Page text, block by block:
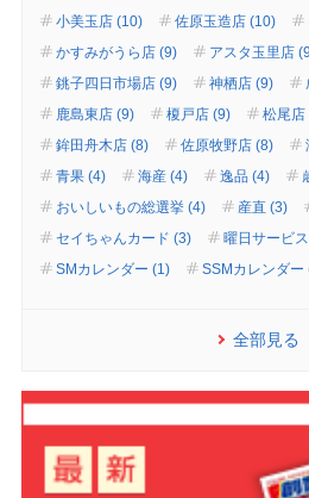
小美玉店 (10)
佐原玉造店 (10)
かすみがうら店 (9)
アスタ玉里店
銚子四日市場店 (9)
神栖店 (9)
鹿島東店 (9)
榎戸店 (9) 松尾店
鉾田舟木店 (8)
佐原牧野店 (8)
青果 (4)
海産 (4) 逸品 (4)
おいしいもの総選挙 (4)
産直 (3)
セイちゃんカード (3)
曜日サービ
SMカレンダー (1)
SSMカレンダー
全部見る